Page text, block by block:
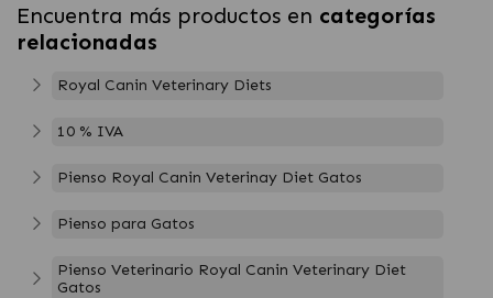
Encuentra más productos en categorías
relacionadas
Royal Canin Veterinary Diets
10 % IVA
Pienso Royal Canin Veterinay Diet Gatos
Pienso para Gatos
Pienso Veterinario Royal Canin Veterinary Diet
Gatos